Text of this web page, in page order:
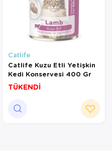
Catlife
Catlife Kuzu Etli Yetişkin
Kedi Konservesi 400 Gr
TÜKENDİ